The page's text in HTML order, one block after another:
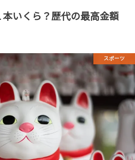
いくら？歴代の最高金額
スポーツ